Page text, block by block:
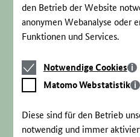
den Betrieb der Website
anonymen Webanalyse oder
Funktionen und Services.
Notwendige
Cookies
Notwendige Cookies
Matomo
Webstatistik
Matomo Webstatistik
Diese sind für den Betrieb
notwendig und immer